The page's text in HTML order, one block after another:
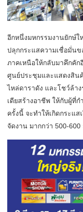
อีกหนึ่งมหกรรมงานยักษ์
ปลุกกระแสความเชื่อมั่น
ภาคเหนือให้กลับมาคึกคั
ศูนย์ประชุมและแสดงสิน
ไหล่ดาราดัง และโชว์ล้า
เดียสร้างอาชีพ ให้กับผู้ที่
ครั้งนี้ จะทำให้เกิดกระแ
จัดงาน มากกว่า 500-600